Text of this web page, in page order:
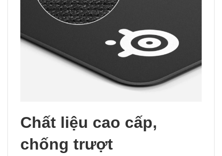
Chất liệu cao cấp,
chống trượt